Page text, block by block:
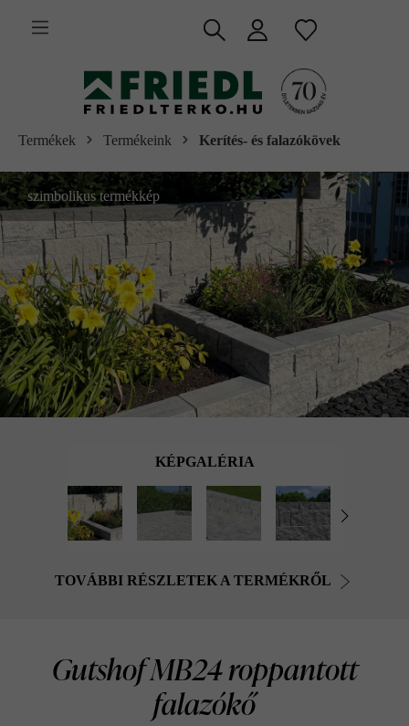
tartalomra
Termékek Termékeink Kerítés- és falazókövek
szimbolikus termékkép
KÉPGALÉRIA
TOVÁBBI RÉSZLETEK A TERMÉKRŐL
Gutshof MB24 roppantott
falazókő